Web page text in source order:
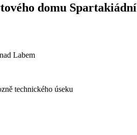
domu
Labem
technického úseku